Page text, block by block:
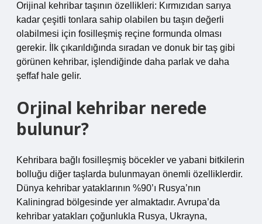
Orijinal kehribar taşının özellikleri: Kırmızıdan sarıya
kadar çeşitli tonlara sahip olabilen bu taşın değerli
olabilmesi için fosilleşmiş reçine formunda olması
gerekir. İlk çıkarıldığında sıradan ve donuk bir taş gibi
görünen kehribar, işlendiğinde daha parlak ve daha
şeffaf hale gelir.
Orjinal kehribar nerede
bulunur?
Kehribara bağlı fosilleşmiş böcekler ve yabani bitkilerin
bolluğu diğer taşlarda bulunmayan önemli özelliklerdir.
Dünya kehribar yataklarının %90’ı Rusya’nın
Kaliningrad bölgesinde yer almaktadır. Avrupa’da
kehribar yatakları çoğunlukla Rusya, Ukrayna,